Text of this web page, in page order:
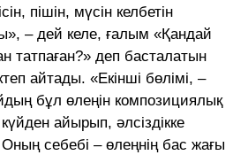
пішін, мүсін келбетін
– дей келе, ғалым «Қандай
татпаған?» деп басталатын
айтады. «Екінші бөлімі, –
бұл өлеңін композициялық
айырып, әлсіздікке
себебі – өлеңнің бас жағы